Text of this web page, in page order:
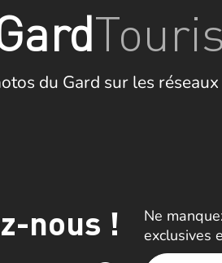
du Gard sur les
nous !
Ne
exclusives